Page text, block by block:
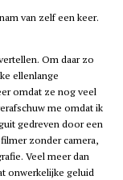
van zelf een keer.
Om daar zo
ellenlange
omdat ze nog veel
me omdat ik
gedreven door een
zonder camera,
Veel meer dan
onwerkelijke geluid